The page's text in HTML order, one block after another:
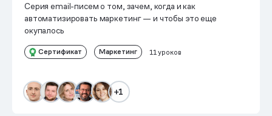
Серия email-писем о том, зачем, когда и как
автоматизировать маркетинг — и чтобы это еще
окупалось
Сертификат Маркетинг 11 уроков
+1